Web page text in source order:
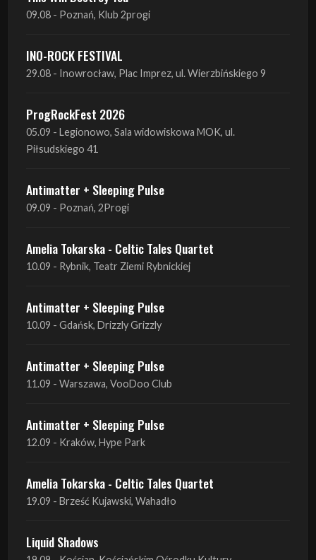
09.08 - Poznań, Klub 2progi
INO-ROCK FESTIVAL
29.08 - Inowrocław, Plac Imprez, ul. Wierzbińskiego 9
ProgRockFest 2026
05.09 - Legionowo, Sala widowiskowa MOK, ul.
Piłsudskiego 41
Antimatter + Sleeping Pulse
09.09 - Poznań, 2Progi
Amelia Tokarska - Celtic Tales Quartet
10.09 - Rybnik, Teatr Ziemi Rybnickiej
Antimatter + Sleeping Pulse
10.09 - Gdańsk, Drizzly Grizzly
Antimatter + Sleeping Pulse
11.09 - Warszawa, VooDoo Club
Antimatter + Sleeping Pulse
12.09 - Kraków, Hype Park
Amelia Tokarska - Celtic Tales Quartet
19.09 - Brześć Kujawski, Wahadło
Liquid Shadows